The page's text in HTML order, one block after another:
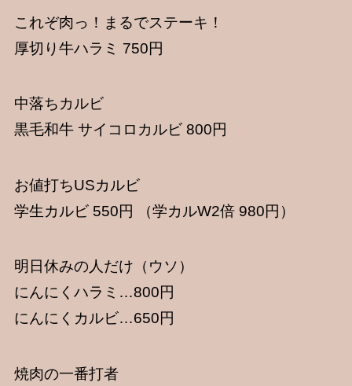
これぞ肉っ！まるでステーキ！
厚切り牛ハラミ 750円
中落ちカルビ
黒毛和牛 サイコロカルビ 800円
お値打ちUSカルビ
学生カルビ 550円 （学カルW2倍 980円）
明日休みの人だけ（ウソ）
にんにくハラミ…800円
にんにくカルビ…650円
焼肉の一番打者